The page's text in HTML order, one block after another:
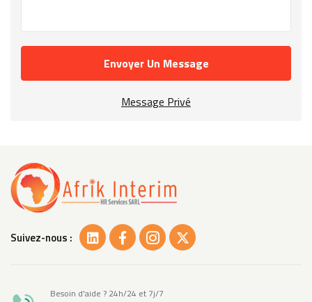
Envoyer Un Message
Message Privé
Suivez-nous :
Besoin d'aide ? 24h/24 et 7j/7